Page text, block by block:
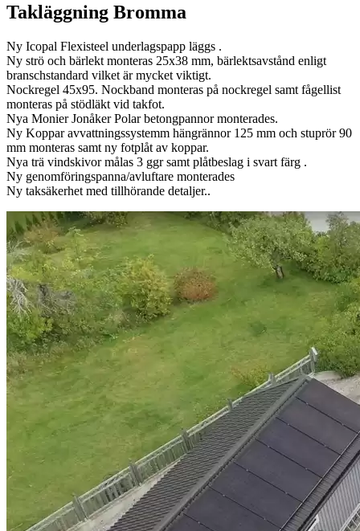
Takläggning Bromma
Ny Icopal Flexisteel underlagspapp läggs .
Ny strö och bärlekt monteras 25x38 mm, bärlektsavstånd enligt
branschstandard vilket är mycket viktigt.
Nockregel 45x95. Nockband monteras på nockregel samt fågellist
monteras på stödläkt vid takfot.
Nya Monier Jonåker Polar betongpannor monterades.
Ny Koppar avvattningssystemm hängrännor 125 mm och stuprör 90
mm monteras samt ny fotplåt av koppar.
Nya trä vindskivor målas 3 ggr samt plåtbeslag i svart färg .
Ny genomföringspanna/avluftare monterades
Ny taksäkerhet med tillhörande detaljer..